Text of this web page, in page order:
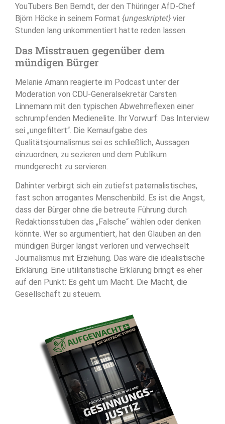
YouTubers Ben Berndt, der den Thüringer AfD-Chef
Björn Höcke in seinem Format {ungeskriptet} vier
Stunden lang unkommentiert hatte reden lassen.
Das Misstrauen gegenüber dem
mündigen Bürger
Melanie Amann reagierte im Podcast unter der
Moderation von CDU-Generalsekretär Carsten
Linnemann mit den typischen Abwehrreflexen einer
schrumpfenden Medienelite. Ihr Vorwurf: Das Interview
sei „ungefiltert“. Die Kernaufgabe des
Qualitätsjournalismus sei es schließlich, Aussagen
einzuordnen, zu sezieren und dem Publikum
mundgerecht zu servieren.
Dahinter verbirgt sich ein zutiefst paternalistisches,
fast schon arrogantes Menschenbild. Es ist die Angst,
dass der Bürger ohne die betreute Führung durch
Redaktionsstuben das „Falsche“ wählen oder denken
könnte. Wer so argumentiert, hat den Glauben an den
mündigen Bürger längst verloren und verwechselt
Journalismus mit Erziehung. Das wäre die idealistische
Erklärung. Eine utilitaristische Erklärung bringt es eher
auf den Punkt: Es geht um Macht. Die Macht, die
Gesellschaft zu steuern.